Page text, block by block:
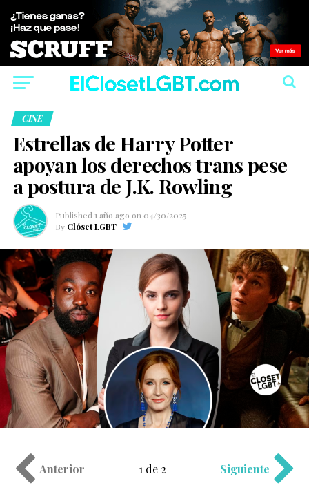
CINE
Estrellas de Harry Potter
apoyan los derechos trans pese
a postura de J.K. Rowling
Published 1 año ago on 04/30/2025
By Clóset LGBT
Anterior 1 de 2 Siguiente